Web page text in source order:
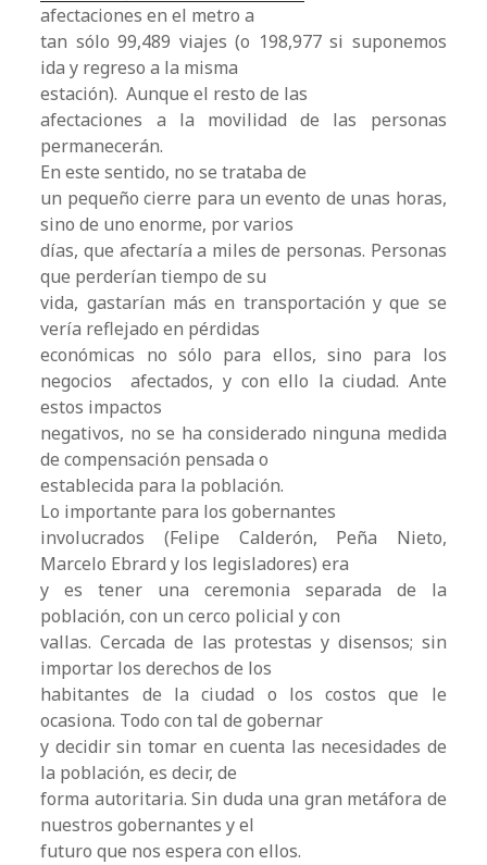
afectaciones en el metro a
tan sólo 99,489 viajes (o 198,977 si suponemos
ida y regreso a la misma
estación). Aunque el resto de las
afectaciones a la movilidad de las personas
permanecerán.
En este sentido, no se trataba de
un pequeño cierre para un evento de unas horas,
sino de uno enorme, por varios
días, que afectaría a miles de personas. Personas
que perderían tiempo de su
vida, gastarían más en transportación y que se
vería reflejado en pérdidas
económicas no sólo para ellos, sino para los
negocios afectados, y con ello la ciudad. Ante
estos impactos
negativos, no se ha considerado ninguna medida
de compensación pensada o
establecida para la población.
Lo importante para los gobernantes
involucrados (Felipe Calderón, Peña Nieto,
Marcelo Ebrard y los legisladores) era
y es tener una ceremonia separada de la
población, con un cerco policial y con
vallas. Cercada de las protestas y disensos; sin
importar los derechos de los
habitantes de la ciudad o los costos que le
ocasiona. Todo con tal de gobernar
y decidir sin tomar en cuenta las necesidades de
la población, es decir, de
forma autoritaria. Sin duda una gran metáfora de
nuestros gobernantes y el
futuro que nos espera con ellos.